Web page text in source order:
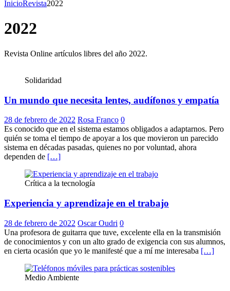
InicioRevista2022
2022
Revista Online artículos libres del año 2022.
Solidaridad
Un mundo que necesita lentes, audífonos y empatía
28 de febrero de 2022 Rosa Franco 0
Es conocido que en el sistema estamos obligados a adaptarnos. Pero
quién se toma el tiempo de apoyar a los que movieron un parecido
sistema en décadas pasadas, quienes no por voluntad, ahora
dependen de […]
Crítica a la tecnología
Experiencia y aprendizaje en el trabajo
28 de febrero de 2022 Oscar Oudri 0
Una profesora de guitarra que tuve, excelente ella en la transmisión
de conocimientos y con un alto grado de exigencia con sus alumnos,
en cierta ocasión que yo le manifesté que a mí me interesaba […]
Medio Ambiente